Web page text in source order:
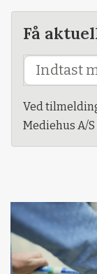
Få
Ved
Mediehus A/